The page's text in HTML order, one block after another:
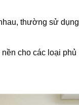
thường sử dụng
cho các loại phủ